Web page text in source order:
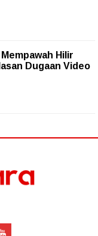
Hilir
Dugaan Video